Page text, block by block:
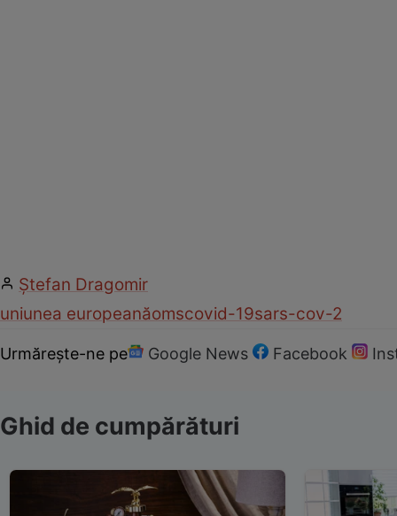
Ștefan Dragomir
uniunea europeanăomscovid-19sars-cov-2
Urmărește-ne pe Google News Facebook
Ghid de cumpărături